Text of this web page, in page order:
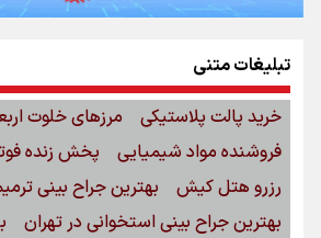
تبلیغات متنی
خرید پالت پلاستیکی
مرزهای خلوت
فروشنده مواد شیمیایی
پخش زنده
رزرو هتل کیش
بهترین جراح بینی
بهترین جراح بینی استخوانی در تهران